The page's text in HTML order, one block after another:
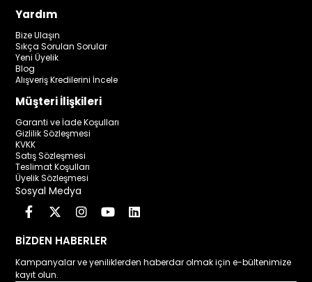
Yardım
Bize Ulaşın
Sıkça Sorulan Sorular
Yeni Üyelik
Blog
Alışveriş Kredilerini İncele
Müşteri İlişkileri
Garanti ve İade Koşulları
Gizlilik Sözleşmesi
KVKK
Satış Sözleşmesi
Teslimat Koşulları
Üyelik Sözleşmesi
Sosyal Medya
BİZDEN HABERLER
Kampanyalar ve yeniliklerden haberdar olmak için e-bültenimize
kayıt olun.